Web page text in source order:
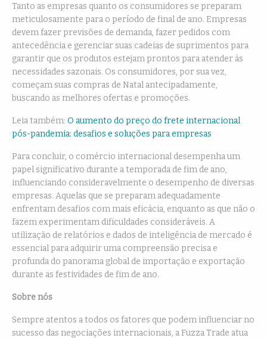
Tanto as empresas quanto os consumidores se preparam
meticulosamente para o período de final de ano. Empresas
devem fazer previsões de demanda, fazer pedidos com
antecedência e gerenciar suas cadeias de suprimentos para
garantir que os produtos estejam prontos para atender às
necessidades sazonais. Os consumidores, por sua vez,
começam suas compras de Natal antecipadamente,
buscando as melhores ofertas e promoções.
Leia também: O aumento do preço do frete internacional
pós-pandemia: desafios e soluções para empresas
Para concluir, o comércio internacional desempenha um
papel significativo durante a temporada de fim de ano,
influenciando consideravelmente o desempenho de diversas
empresas. Aquelas que se preparam adequadamente
enfrentam desafios com mais eficácia, enquanto as que não o
fazem experimentam dificuldades consideráveis. A
utilização de relatórios e dados de inteligência de mercado é
essencial para adquirir uma compreensão precisa e
profunda do panorama global de importação e exportação
durante as festividades de fim de ano.
Sobre nós
Sempre atentos a todos os fatores que podem influenciar no
sucesso das negociações internacionais, a Fuzza Trade atua